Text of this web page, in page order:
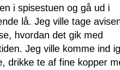
i spisestuen og gå ud i
lå. Jeg ville tage
hvordan det gik med
Jeg ville komme ind
drikke te af fine kopper